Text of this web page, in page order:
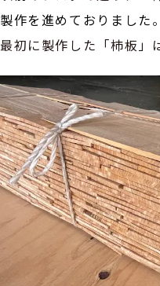
製作を進めておりました。
最初に製作した「杮板」